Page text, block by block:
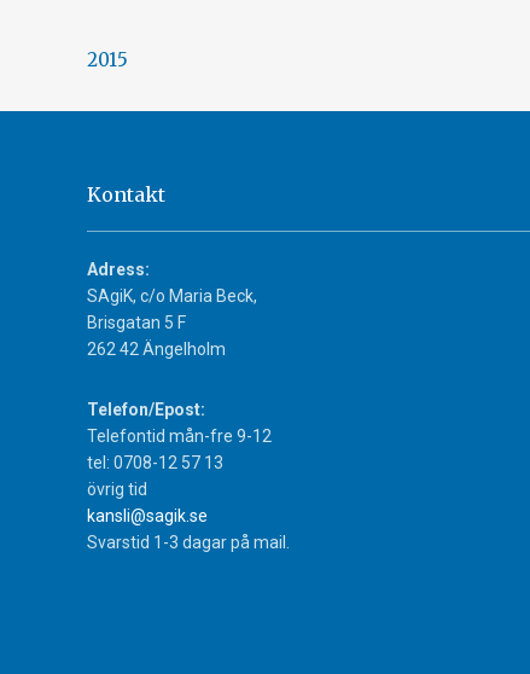
2015
Kontakt
Adress:
SAgiK, c/o Maria Beck,
Brisgatan 5 F
262 42 Ängelholm
Telefon/Epost:
Telefontid mån-fre 9-12
tel: 0708-12 57 13
övrig tid
kansli@sagik.se
Svarstid 1-3 dagar på mail.